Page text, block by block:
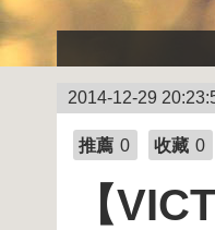
2014-12-29
推薦 0 收藏 0
【